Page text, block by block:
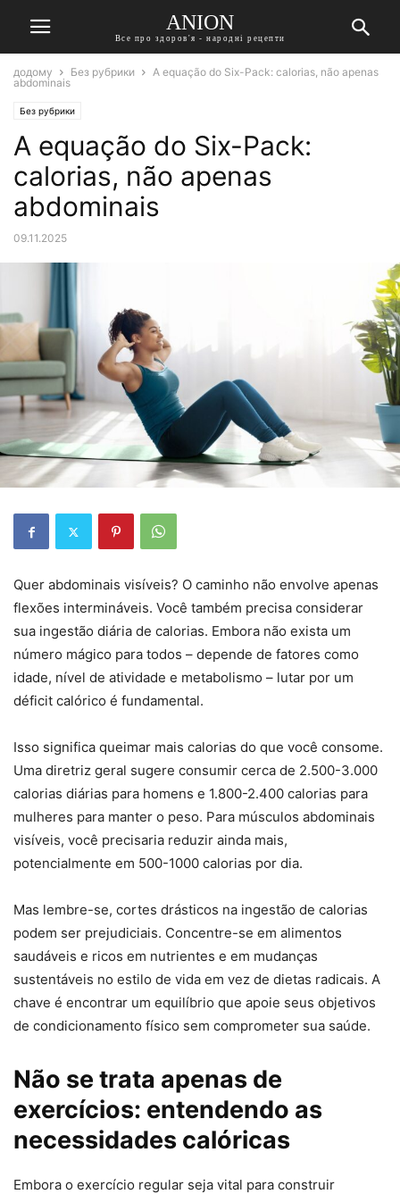
ANION
Все про здоров'я - народні рецепти
додому Без рубрики
A equação do Six-Pack: calorias, não apenas
abdominais
Без рубрики
A equação do Six-Pack:
calorias, não apenas
abdominais
09.11.2025
Quer abdominais visíveis? O caminho não envolve apenas
flexões intermináveis. Você também precisa considerar
sua ingestão diária de calorias. Embora não exista um
número mágico para todos – depende de fatores como
idade, nível de atividade e metabolismo – lutar por um
déficit calórico é fundamental.
Isso significa queimar mais calorias do que você consome.
Uma diretriz geral sugere consumir cerca de 2.500-3.000
calorias diárias para homens e 1.800-2.400 calorias para
mulheres para manter o peso. Para músculos abdominais
visíveis, você precisaria reduzir ainda mais,
potencialmente em 500-1000 calorias por dia.
Mas lembre-se, cortes drásticos na ingestão de calorias
podem ser prejudiciais. Concentre-se em alimentos
saudáveis ​​e ricos em nutrientes e em mudanças
sustentáveis ​​no estilo de vida em vez de dietas radicais. A
chave é encontrar um equilíbrio que apoie seus objetivos
de condicionamento físico sem comprometer sua saúde.
Não se trata apenas de
exercícios: entendendo as
necessidades calóricas
Embora o exercício regular seja vital para construir